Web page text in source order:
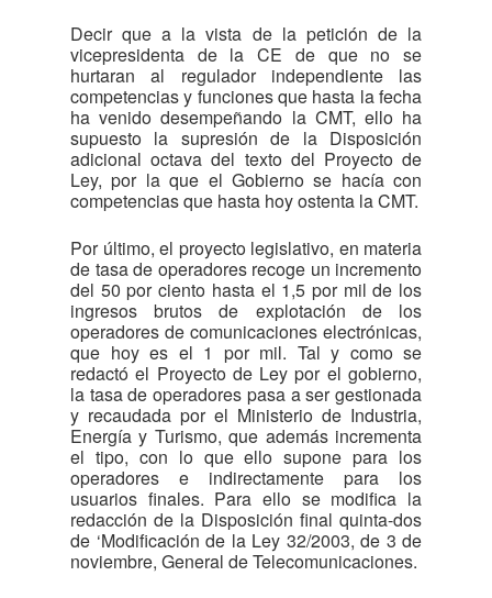
Decir que a la vista de la petición de la
vicepresidenta de la CE de que no se
hurtaran al regulador independiente las
competencias y funciones que hasta la fecha
ha venido desempeñando la CMT, ello ha
supuesto la supresión de la Disposición
adicional octava del texto del Proyecto de
Ley, por la que el Gobierno se hacía con
competencias que hasta hoy ostenta la CMT.
Por último, el proyecto legislativo, en materia
de tasa de operadores recoge un incremento
del 50 por ciento hasta el 1,5 por mil de los
ingresos brutos de explotación de los
operadores de comunicaciones electrónicas,
que hoy es el 1 por mil. Tal y como se
redactó el Proyecto de Ley por el gobierno,
la tasa de operadores pasa a ser gestionada
y recaudada por el Ministerio de Industria,
Energía y Turismo, que además incrementa
el tipo, con lo que ello supone para los
operadores e indirectamente para los
usuarios finales. Para ello se modifica la
redacción de la Disposición final quinta-dos
de ‘Modificación de la Ley 32/2003, de 3 de
noviembre, General de Telecomunicaciones.